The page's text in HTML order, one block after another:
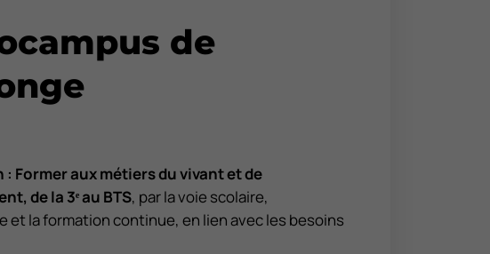
de
Former aux métiers du vivant et de
de la 3ᵉau BTS, par la voie scolaire,
et la formation continue, en lien avec les besoins